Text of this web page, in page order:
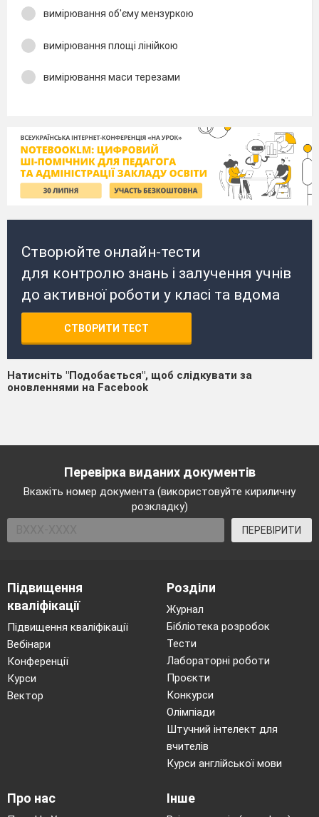
вимірювання об'єму мензуркою
вимірювання площі лінійкою
вимірювання маси терезами
Створюйте онлайн-тести
для контролю знань і залучення учнів
до активної роботи у класі та вдома
СТВОРИТИ ТЕСТ
Натисніть "Подобається", щоб слідкувати за
оновленнями на Facebook
Перевірка виданих документів
Вкажіть номер документа (використовуйте кириличну
розкладку)
ПЕРЕВІРИТИ
Підвищення
кваліфікації
Підвищення кваліфікації
Вебінари
Конференції
Курси
Вектор
Розділи
Журнал
Бібліотека розробок
Тести
Лабораторні роботи
Проєкти
Конкурси
Олімпіади
Штучний інтелект для
вчителів
Курси англійської мови
Про нас Інше